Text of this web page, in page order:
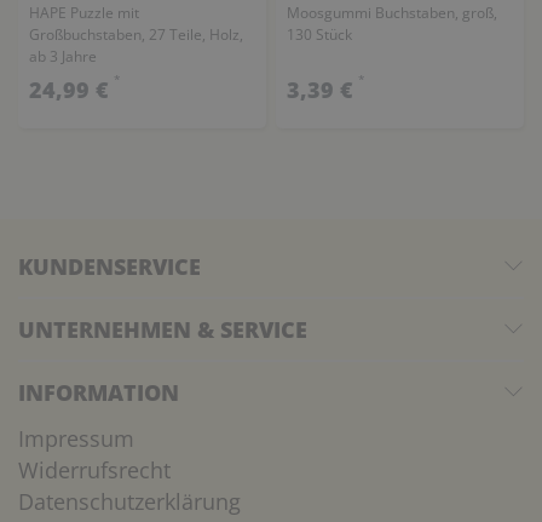
HAPE Puzzle mit
Großbuchstaben, 27 Teile, Holz,
ab 3 Jahre
24,99 € *
Moosgummi Buchstaben, groß,
130 Stück
3,39 € *
KUNDENSERVICE
UNTERNEHMEN & SERVICE
INFORMATION
Impressum
Widerrufsrecht
Datenschutzerklärung